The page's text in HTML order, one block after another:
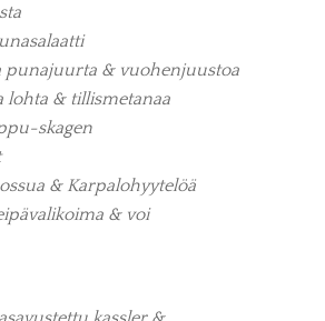
punajuurta & vuohenjuustoa
lohta & tillismetanaa
skagen
& Karpalohyytelöä
& voi